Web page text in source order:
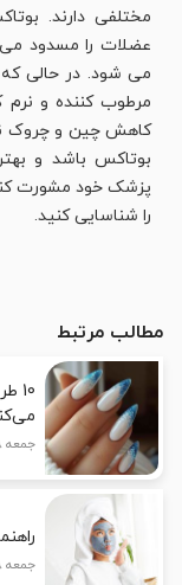
مختلفی دارند.
عضلات را مسدود
می شود. در حالی
مرطوب کننده و
کاهش چین و چروک
بوتاکس باشد و
پزشک خود مشورت
را شناسایی کنید.
مطالب مرتبط
جمعه ۲۸ فروردین ۱۴۰۵
جمعه ۲۸ فروردین ۱۴۰۵